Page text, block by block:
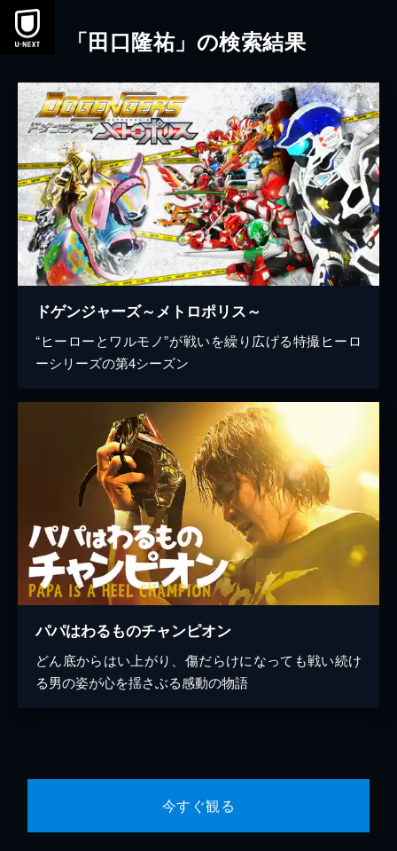
本文へスキップ
「田口隆祐」の検索結果
ドゲンジャーズ～メトロポリス～
“ヒーローとワルモノ”が戦いを繰り広げる特撮ヒーロ
ーシリーズの第4シーズン
パパはわるものチャンピオン
どん底からはい上がり、傷だらけになっても戦い続け
る男の姿が心を揺さぶる感動の物語
今すぐ観る